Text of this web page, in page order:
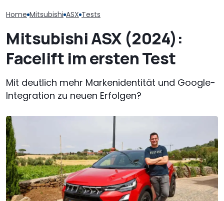
Home Mitsubishi ASX Tests
Mitsubishi ASX (2024):
Facelift im ersten Test
Mit deutlich mehr Markenidentität und Google-
Integration zu neuen Erfolgen?